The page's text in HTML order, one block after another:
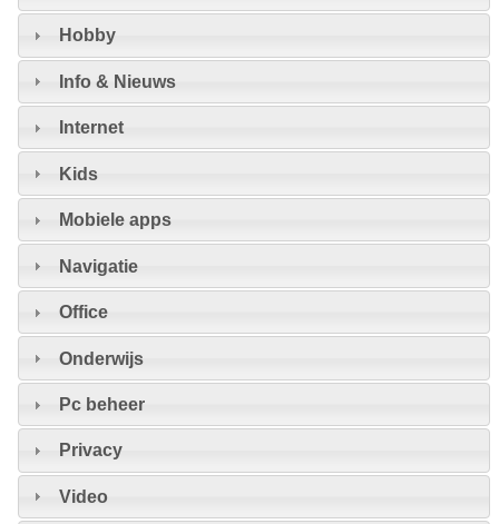
Hobby
Info & Nieuws
Internet
Kids
Mobiele apps
Navigatie
Office
Onderwijs
Pc beheer
Privacy
Video